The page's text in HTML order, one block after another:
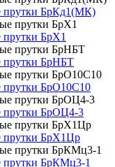
прутки БрКд1(МК)
прутки БрХ1
прутки БрНБТ
прутки БрО10С10
прутки БрОЦ4-3
прутки БрХ1Цр
прутки БрКМц3-1